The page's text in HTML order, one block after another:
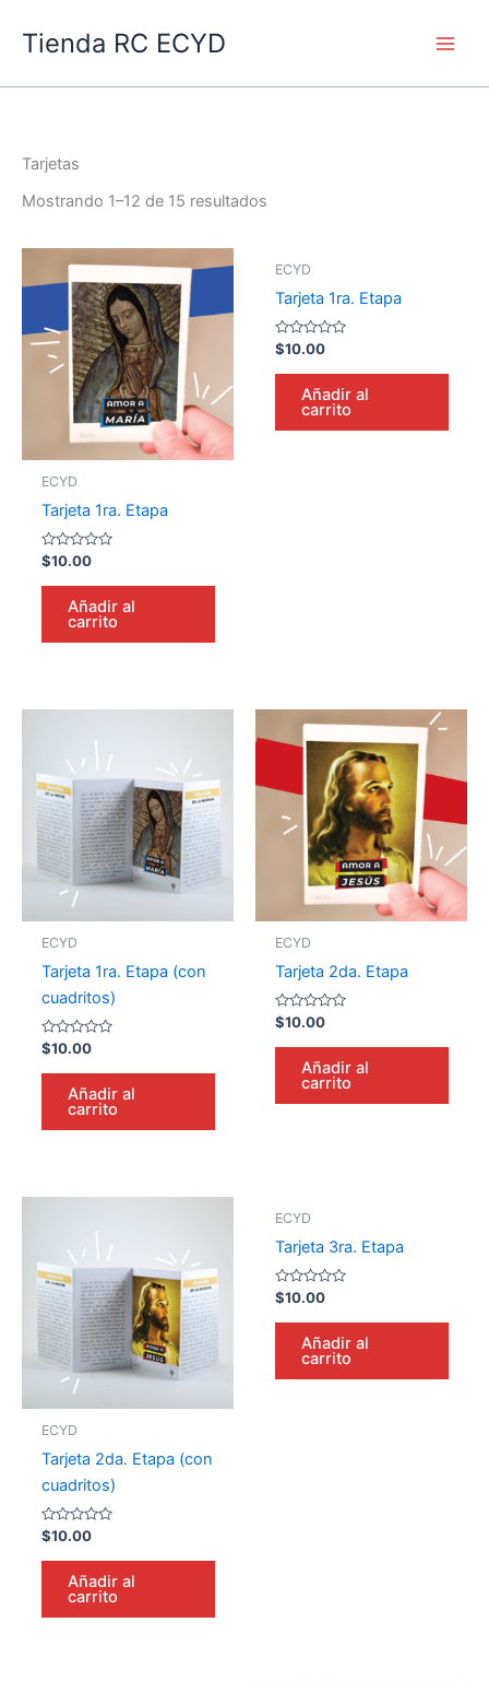
Tienda RC ECYD
Tarjetas
Mostrando 1–12 de 15 resultados
ECYD
Tarjeta 1ra. Etapa
Valorado
en
0
$10.00
Añadir al
carrito
ECYD
Tarjeta 1ra. Etapa
Valorado
en
0
$10.00
Añadir al
carrito
ECYD
Tarjeta 1ra. Etapa (con
cuadritos)
Valorado
en
0
$10.00
Añadir al
carrito
ECYD
Tarjeta 2da. Etapa
Valorado
en
0
$10.00
Añadir al
carrito
ECYD
Tarjeta 2da. Etapa (con
cuadritos)
Valorado
en
0
$10.00
Añadir al
carrito
ECYD
Tarjeta 3ra. Etapa
Valorado
en
0
$10.00
Añadir al
carrito